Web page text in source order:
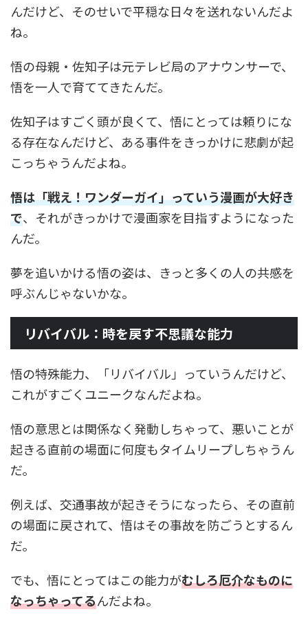
んだけど、そのせいで平穏な日々を送れないんだよ
ね。
悟の母親・佐知子は元テレビ局のアナウンサーで、
悟を一人で育ててきたんだ。
佐知子はすごく頭が良くて、悟にとっては頼りにな
る存在なんだけど、ある事件をきっかけに悲劇が起
こっちゃうんだよね。
悟は「戦え！ワンダーガイ」っていう漫画が大好き
で、それがきっかけで漫画家を目指すようになった
んだ。
夢を追いかける悟の姿は、きっと多くの人の共感を
呼ぶんじゃないかな。
リバイバル：時を戻す不思議な能力
悟の特殊能力、「リバイバル」っていうんだけど、
これがすごくユニークなんだよね。
悟の意思とは関係なく発動しちゃって、悪いことが
起きる直前の場面に何度もタイムリープしちゃうん
だ。
例えば、交通事故が起きそうになったら、その直前
の場面に戻されて、悟はその事故を防ごうとするん
だ。
でも、悟にとってはこの能力がむしろ厄介なものに
なっちゃってるんだよね。